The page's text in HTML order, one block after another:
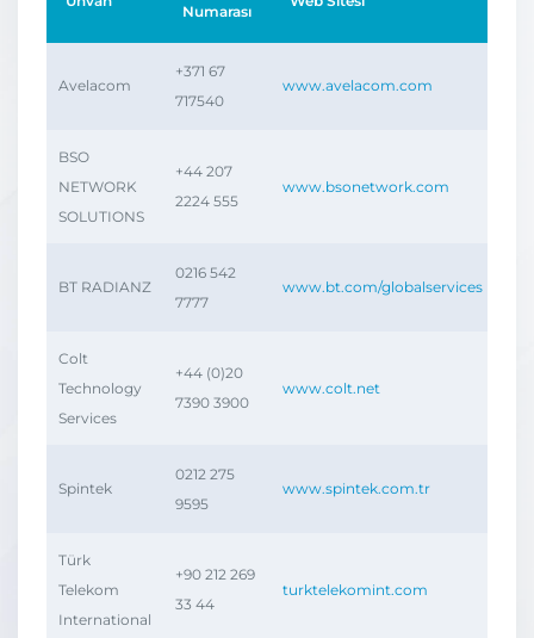
Numarası
Avelacom
+371 67
717540
www.avelacom.com
BSO
NETWORK
SOLUTIONS
+44 207
2224 555
www.bsonetwork.com
BT RADIANZ
0216 542
7777
www.bt.com/globalservices
Colt
Technology
Services
+44 (0)20
7390 3900
www.colt.net
Spintek
0212 275
9595
www.spintek.com.tr
Türk
Telekom
International
+90 212 269
33 44
turktelekomint.com